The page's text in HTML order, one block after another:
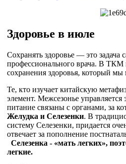
Здоровье в июле
Сохранять здоровье — это задача
профессионального врача. В
сохранения здоровья, который
Те, кто изучает китайскую
элемент. Межсезонье
питание связаны с органами, за
Желудка и Селезенки. В
систему Селезенки, придается
отвечает за пополнение
Селезенка - «мать легких»,
легкие.